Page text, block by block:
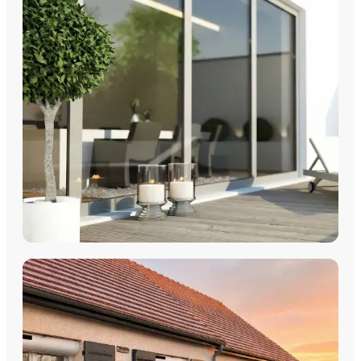
Fenêtres PVC Fenêtres Aluminium
Fenêtres Multimatériaux
Fenêtres Bois
Découvrez nos fenêtres PVC, aluminium, bois et
multimatériaux, avec pose par les équipes Plein Jour Habitat.
DÉCOUVRIR
COULISSANTS & BAIES VITRÉES
Coulissants Aluminium
Découvrez nos Baies coulissantes et portes-fenêtres
aluminium avec pose par les équipes Plein Jour Habitat.